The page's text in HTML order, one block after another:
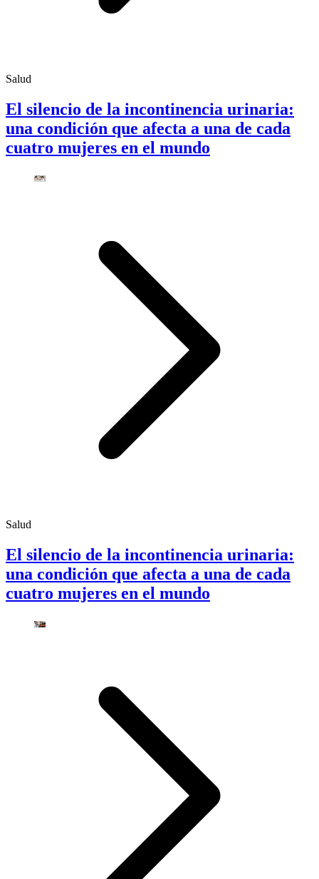
Salud
El silencio de la incontinencia urinaria:
una condición que afecta a una de cada
cuatro mujeres en el mundo
Salud
El silencio de la incontinencia urinaria:
una condición que afecta a una de cada
cuatro mujeres en el mundo